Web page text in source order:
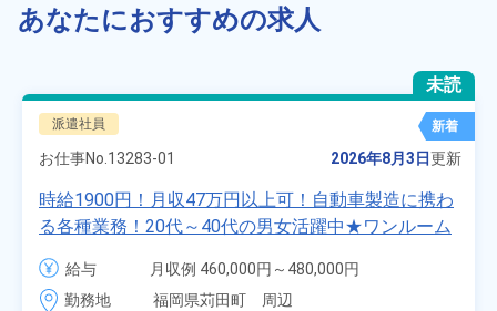
あなたにおすすめの求人
未読
派遣社員 新着
お仕事No. 13283-01 2026年8月3日更新
時給1900円！月収47万円以上可！自動車製造に携わ
る各種業務！20代～40代の男女活躍中★ワンルーム
寮無料！マイカー通勤OK！無料駐車場あり！赴任旅
費会社負担！社員食堂あり！日払いあり！土日休
み！特別賞与90万円支給！《福岡県京都郡苅田町》
給与
月収例 460,000円～480,000円
時給 1,900円～1,900円
勤務地
福岡県苅田町　周辺